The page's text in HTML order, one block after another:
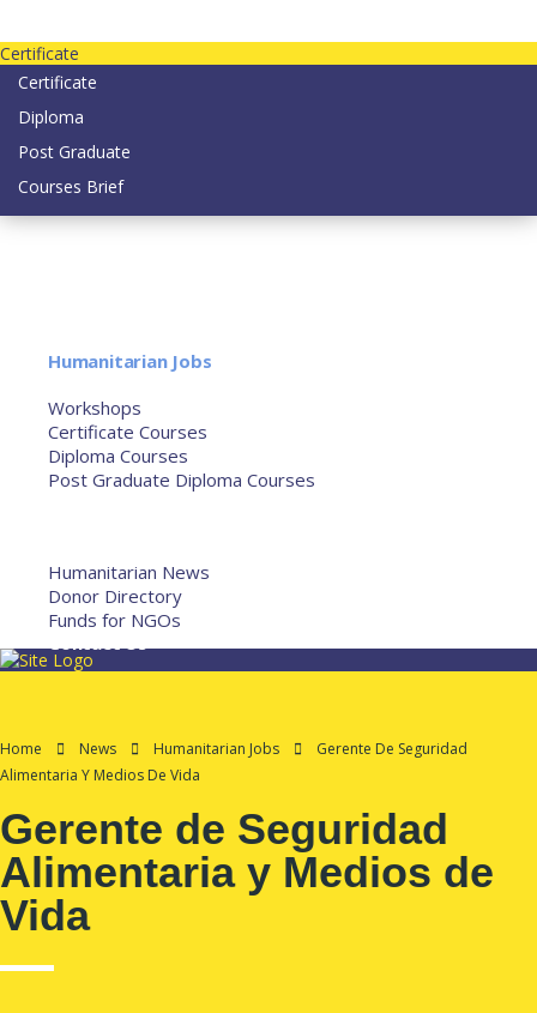
Certificate
Certificate
Diploma
Post Graduate
Courses Brief
Humanitarian Jobs
Workshops
Certificate Courses
Diploma Courses
Post Graduate Diploma Courses
Humanitarian News
Donor Directory
Funds for NGOs
Contact Us
Home News Humanitarian Jobs
Gerente De Seguridad
Alimentaria Y Medios De Vida
Gerente de Seguridad
Alimentaria y Medios de
Vida